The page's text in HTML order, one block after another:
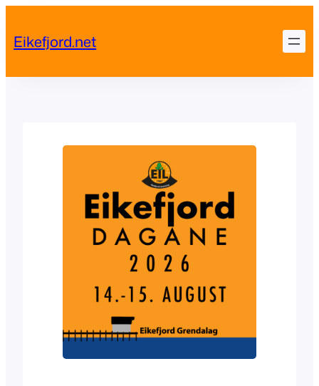
content
Eikefjord.net